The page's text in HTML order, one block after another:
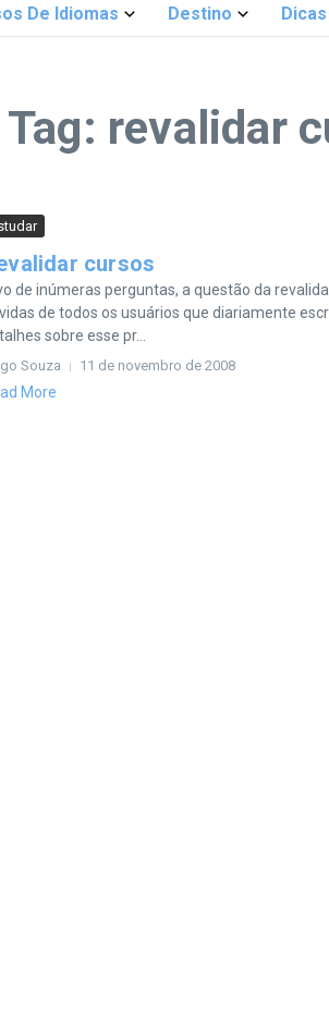
De Idiomas Destino Dicas
revalidar
cursos
de inúmeras perguntas, a questão da
de todos os usuários que diariamente
sobre esse pr...
Souza 11 de novembro de 2008
More